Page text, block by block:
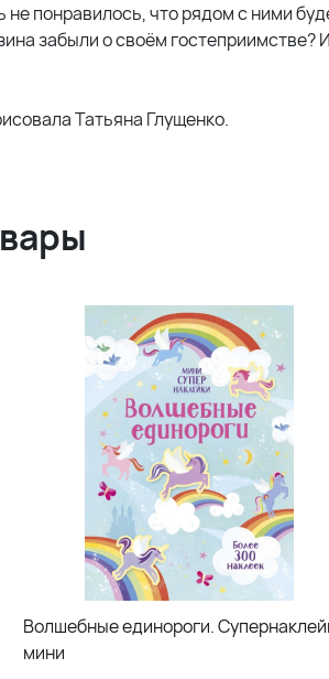
понравилось, что рядом с ними
забыли о своём
Татьяна Глущенко.
Волшебные единороги.
мини